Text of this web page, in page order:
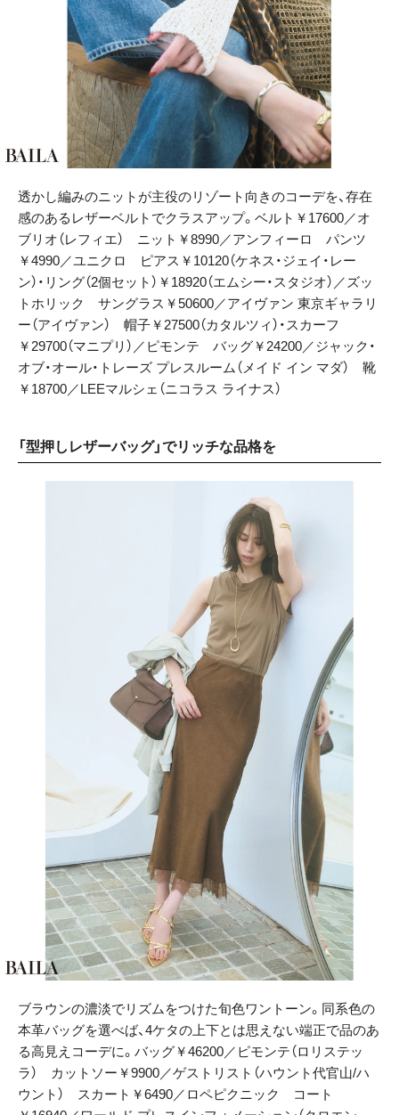
透かし編みのニットが主役のリゾート向きのコーデを、存在
感のあるレザーベルトでクラスアップ。ベルト￥17600／オ
ブリオ（レフィエ） ニット￥8990／アンフィーロ パンツ
￥4990／ユニクロ ピアス￥10120（ケネス・ジェイ・レー
ン）・リング（2個セット）￥18920（エムシー・スタジオ）／ズッ
トホリック サングラス￥50600／アイヴァン 東京ギャラリ
ー（アイヴァン） 帽子￥27500（カタルツィ）・スカーフ
￥29700（マニプリ）／ピモンテ バッグ￥24200／ジャック・
オブ・オール・トレーズ プレスルーム（メイド イン マダ） 靴
￥18700／LEEマルシェ（ニコラス ライナス）
「型押しレザーバッグ」でリッチな品格を
ブラウンの濃淡でリズムをつけた旬色ワントーン。同系色の
本革バッグを選べば、4ケタの上下とは思えない端正で品のあ
る高見えコーデに。バッグ￥46200／ピモンテ（ロリステッ
ラ） カットソー￥9900／ゲストリスト（ハウント代官山/ハ
ウント） スカート￥6490／ロペピクニック コート